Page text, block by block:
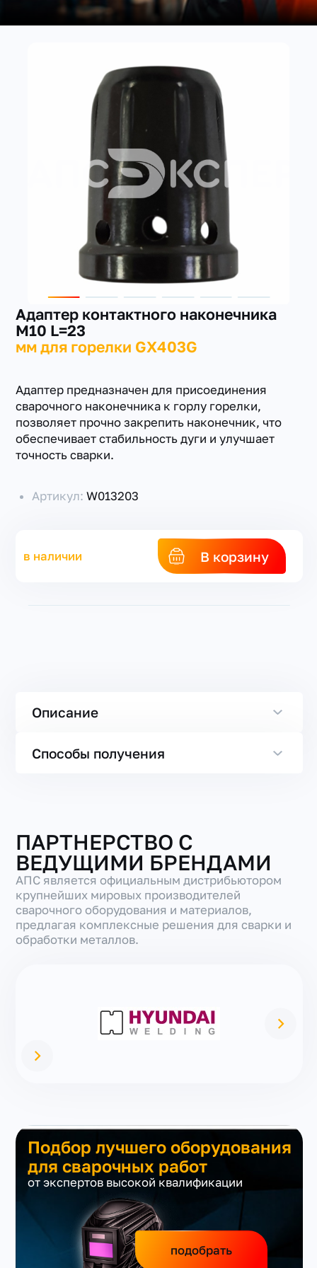
+7(351) 223-98-74
заказать звонок
Адаптер контактного наконечника
M10 L=23
мм для горелки GX403G
Адаптер предназначен для присоединения
сварочного наконечника к горлу горелки,
позволяет прочно закрепить наконечник, что
обеспечивает стабильность дуги и улучшает
точность сварки.
Артикул:W013203
в наличии В корзину
Описание
Способы получения
ПАРТНЕРСТВО С
ВЕДУЩИМИ БРЕНДАМИ
АПС является официальным дистрибьютором
крупнейших мировых производителей
сварочного оборудования и материалов,
предлагая комплексные решения для сварки и
обработки металлов.
Подбор лучшего оборудования
для сварочных работ
от экспертов высокой квалификации
подобрать